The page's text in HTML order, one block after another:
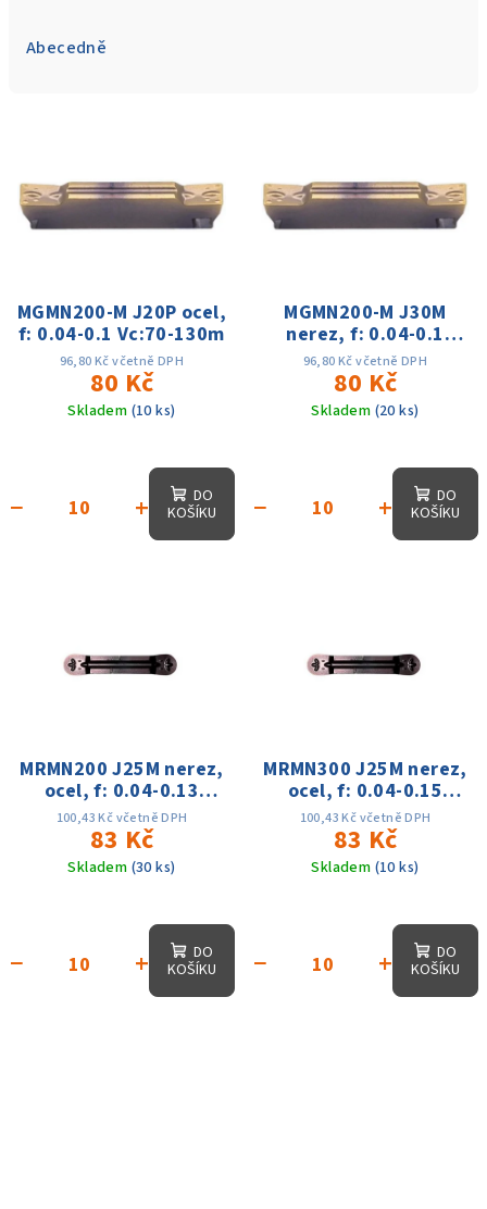
o
t
ů
Abecedně
p
r
o
MGMN200-M J20P ocel,
f: 0.04-0.1 Vc:70-130m
96,80 Kč včetně DPH
80 Kč
Skladem (10 ks)
+
−
DO
KOŠÍKU
MGMN200-M J30M
nerez, f: 0.04-0.1
Vc:70-130m
96,80 Kč včetně DPH
80 Kč
Skladem (20 ks)
+
−
DO
KOŠÍKU
MRMN200 J25M nerez,
ocel, f: 0.04-0.13
Vc:70-130m
100,43 Kč včetně DPH
83 Kč
Skladem (30 ks)
+
−
DO
KOŠÍKU
MRMN300 J25M nerez,
ocel, f: 0.04-0.15
Vc:70-130m
100,43 Kč včetně DPH
83 Kč
Skladem (10 ks)
+
−
DO
KOŠÍKU